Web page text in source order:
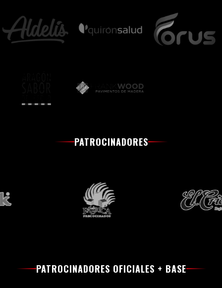
PATROCINADORES
PATROCINADORES OFICIALES + BASE